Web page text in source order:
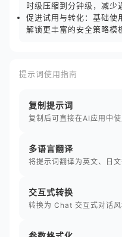
时级压缩到分钟级，减少
促进试用与转化：基础使
解锁更丰富的安全策略模
提示词使用指南
复制提示词
复制后可直接在AI应用中使
多语言翻译
将提示词翻译为英文、日
交互式转换
转换为 Chat 交互式对话